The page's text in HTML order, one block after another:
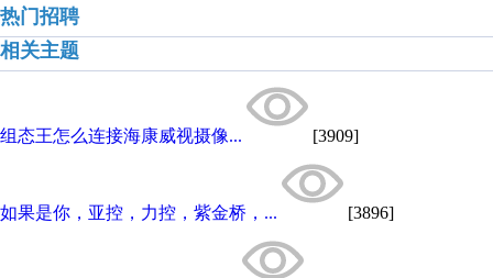
热门招聘
相关主题
组态王怎么连接海康威视摄像... [3909]
如果是你，亚控，力控，紫金桥，... [3896]